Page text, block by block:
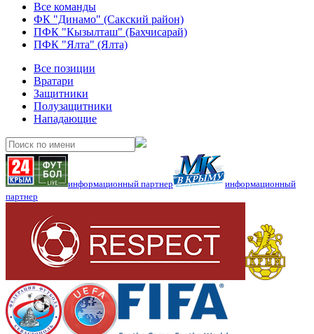
Все команды
ФК "Динамо" (Сакский район)
ПФК "Кызылташ" (Бахчисарай)
ПФК "Ялта" (Ялта)
Все позиции
Вратари
Защитники
Полузащитники
Нападающие
информационный партнер
информационный
партнер